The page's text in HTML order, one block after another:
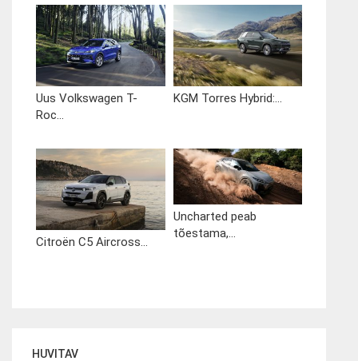
Uus Volkswagen T-
Roc...
KGM Torres Hybrid:...
Citroën C5 Aircross...
Uncharted peab
tõestama,...
HUVITAV